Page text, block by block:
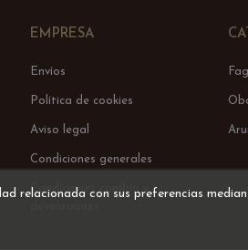
EMPRESA
Envíos
Política de cookies
Aviso legal
Condiciones generales
Condiciones cambio y
con sus preferencias